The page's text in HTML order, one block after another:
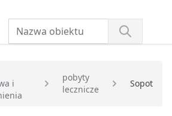
i
pobyty
lecznicze
Sopot